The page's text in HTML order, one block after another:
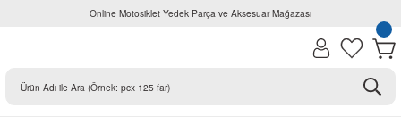
Online Motosiklet Yedek Parça ve Aksesuar Mağazası